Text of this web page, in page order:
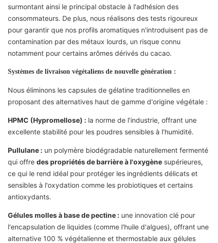
surmontant ainsi le principal obstacle à l'adhésion des
consommateurs. De plus, nous réalisons des tests rigoureux
pour garantir que nos profils aromatiques n'introduisent pas de
contamination par des métaux lourds, un risque connu
notamment pour certains arômes dérivés du cacao.
Systèmes de livraison végétaliens de nouvelle génération :
Nous éliminons les capsules de gélatine traditionnelles en
proposant des alternatives haut de gamme d'origine végétale :
HPMC (Hypromellose) : la norme de l’industrie, offrant une
excellente stabilité pour les poudres sensibles à l’humidité.
Pullulane : un polymère biodégradable naturellement fermenté
qui offre des propriétés de barrière à l'oxygène supérieures,
ce qui le rend idéal pour protéger les ingrédients délicats et
sensibles à l'oxydation comme les probiotiques et certains
antioxydants.
Gélules molles à base de pectine : une innovation clé pour
l'encapsulation de liquides (comme l'huile d'algues), offrant une
alternative 100 % végétalienne et thermostable aux gélules